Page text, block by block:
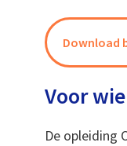
Download
Voor
De opleiding